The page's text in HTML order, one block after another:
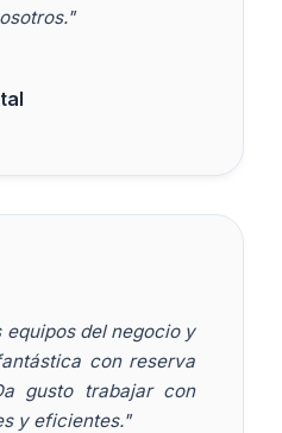
equipos del negocio y
con reserva
gusto trabajar con
y eficientes."